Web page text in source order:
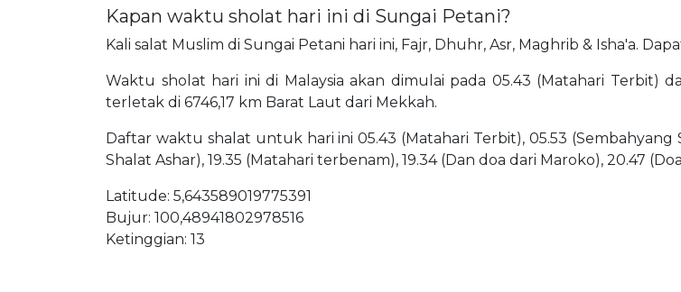
Kapan waktu sholat hari ini di Sungai Petani?
Kali salat Muslim di Sungai Petani hari ini, Fajr, Dhuhr, Asr, Maghrib & Isha'a.
Waktu sholat hari ini di Malaysia akan dimulai pada 05.43 (Matahari Terbit)
terletak di 6746,17 km Barat Laut dari Mekkah.
Daftar waktu shalat untuk hari ini 05.43 (Matahari Terbit), 05.53 (Sembahyang
Shalat Ashar), 19.35 (Matahari terbenam), 19.34 (Dan doa dari Maroko), 20.47
Latitude: 5,643589019775391
Bujur: 100,48941802978516
Ketinggian: 13